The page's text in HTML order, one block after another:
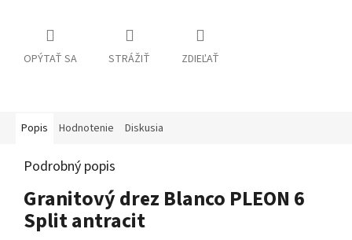
OPÝTAŤ SA STRÁŽIŤ ZDIEĽAŤ
Popis Hodnotenie Diskusia
Podrobný popis
Granitový drez Blanco PLEON 6
Split antracit